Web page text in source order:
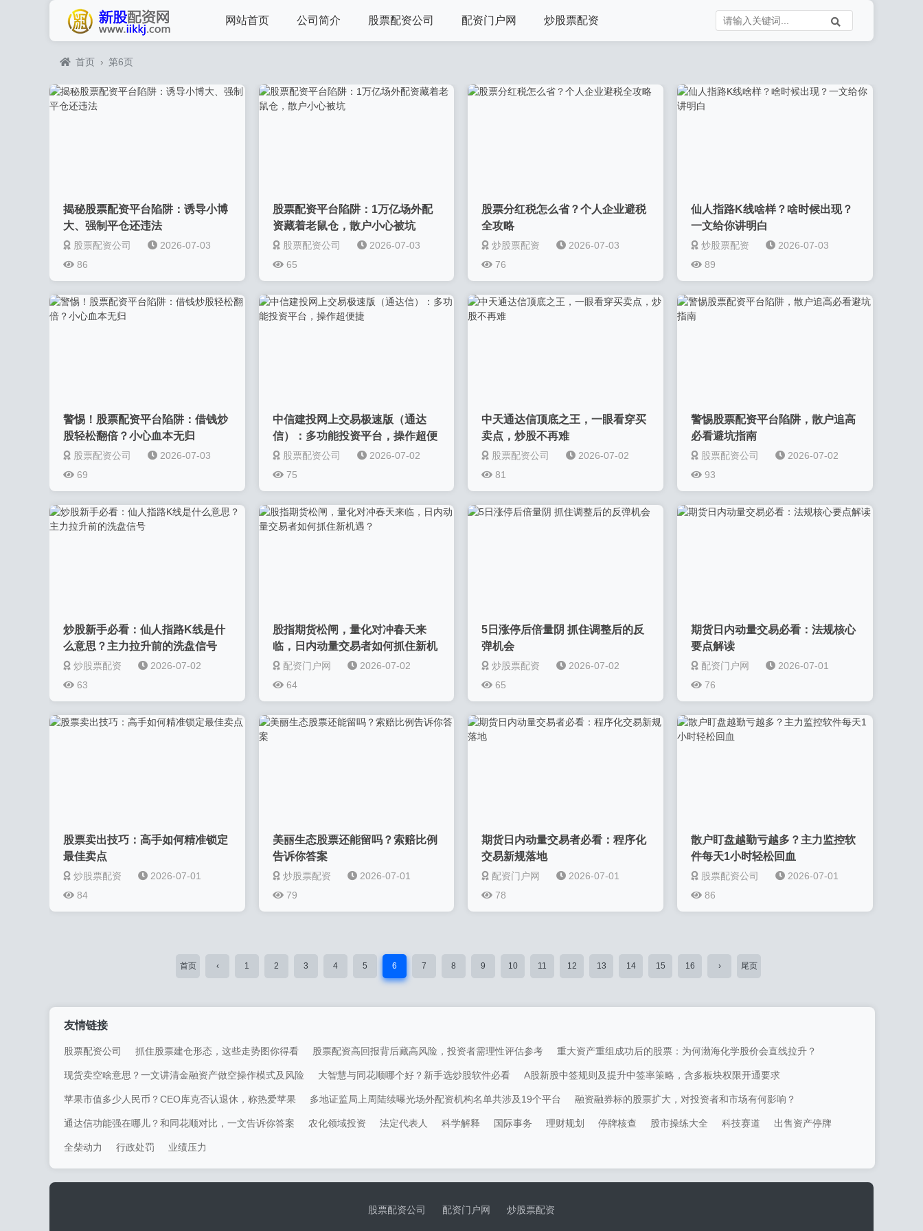
网站首页 公司简介 股票配资公司 配资门户网 炒股票配资
首页 › 第6页
揭秘股票配资平台陷阱：诱导小博
大、强制平仓还违法
股票配资公司
2026-07-03
86
股票配资平台陷阱：1万亿场外配
资藏着老鼠仓，散户小心被坑
股票配资公司
2026-07-03
65
股票分红税怎么省？个人企业避税
全攻略
炒股票配资
2026-07-03
76
仙人指路K线啥样？啥时候出现？
一文给你讲明白
炒股票配资
2026-07-03
89
警惕！股票配资平台陷阱：借钱炒
股轻松翻倍？小心血本无归
股票配资公司
2026-07-03
69
中信建投网上交易极速版（通达
信）：多功能投资平台，操作超便
捷 股票配资公司
2026-07-02
75
中天通达信顶底之王，一眼看穿买
卖点，炒股不再难
股票配资公司
2026-07-02
81
警惕股票配资平台陷阱，散户追高
必看避坑指南
股票配资公司
2026-07-02
93
炒股新手必看：仙人指路K线是什
么意思？主力拉升前的洗盘信号
炒股票配资
2026-07-02
63
股指期货松闸，量化对冲春天来
临，日内动量交易者如何抓住新机
遇？配资门户网
2026-07-02
64
5日涨停后倍量阴 抓住调整后的反
弹机会
炒股票配资
2026-07-02
65
期货日内动量交易必看：法规核心
要点解读
配资门户网
2026-07-01
76
股票卖出技巧：高手如何精准锁定
最佳卖点
炒股票配资
2026-07-01
84
美丽生态股票还能留吗？索赔比例
告诉你答案
炒股票配资
2026-07-01
79
期货日内动量交易者必看：程序化
交易新规落地
配资门户网
2026-07-01
78
散户盯盘越勤亏越多？主力监控软
件每天1小时轻松回血
股票配资公司
2026-07-01
86
首页 ‹ 1 2 3 4 5 6 7 8 9 10 11 12 13 14 15 16 › 尾页
友情链接
股票配资公司 抓住股票建仓形态，这些走势图你得看 股票配资高回报背后藏高风险，投资者需理性评估参考 重大资产重组成功后的股票：为何渤海化学股价会直线拉升？
现货卖空啥意思？一文讲清金融资产做空操作模式及风险 大智慧与同花顺哪个好？新手选炒股软件必看 A股新股中签规则及提升中签率策略，含多板块权限开通要求
苹果市值多少人民币？CEO库克否认退休，称热爱苹果 多地证监局上周陆续曝光场外配资机构名单共涉及19个平台 融资融券标的股票扩大，对投资者和市场有何影响？
通达信功能强在哪儿？和同花顺对比，一文告诉你答案 农化领域投资 法定代表人 科学解释 国际事务 理财规划 停牌核查 股市操练大全 科技赛道 出售资产停牌
全柴动力 行政处罚 业绩压力
股票配资公司 配资门户网 炒股票配资